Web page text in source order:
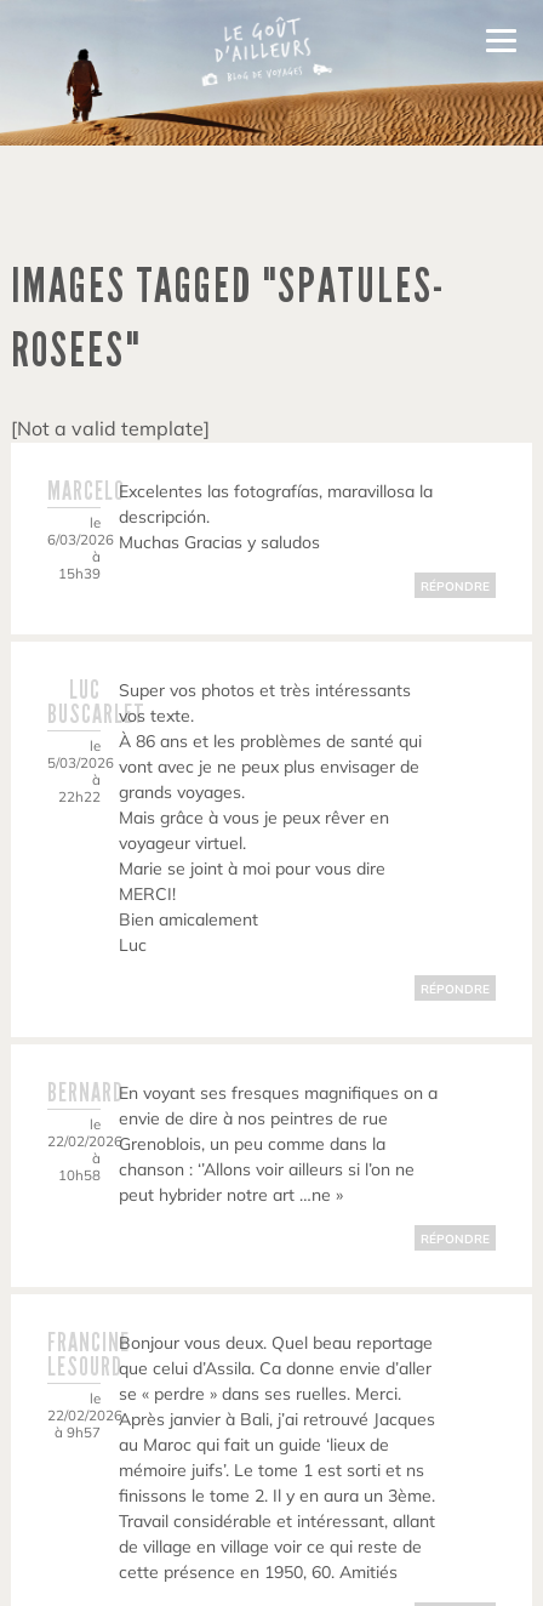
IMAGES TAGGED "SPATULES-
ROSEES"
[Not a valid template]
MARCELO
le
6/03/2026
à
15h39
Excelentes las fotografías, maravillosa la
descripción.
Muchas Gracias y saludos
RÉPONDRE
LUC
BUSCARLET
le
5/03/2026
à
22h22
Super vos photos et très intéressants
vos texte.
À 86 ans et les problèmes de santé qui
vont avec je ne peux plus envisager de
grands voyages.
Mais grâce à vous je peux rêver en
voyageur virtuel.
Marie se joint à moi pour vous dire
MERCI!
Bien amicalement
Luc
RÉPONDRE
BERNARD
le
22/02/2026
à
10h58
En voyant ses fresques magnifiques on a
envie de dire à nos peintres de rue
Grenoblois, un peu comme dans la
chanson : ‘’Allons voir ailleurs si l’on ne
peut hybrider notre art …ne »
RÉPONDRE
FRANCINE
LESOURD
le
22/02/2026
à 9h57
Bonjour vous deux. Quel beau reportage
que celui d’Assila. Ca donne envie d’aller
se « perdre » dans ses ruelles. Merci.
Après janvier à Bali, j’ai retrouvé Jacques
au Maroc qui fait un guide ‘lieux de
mémoire juifs’. Le tome 1 est sorti et ns
finissons le tome 2. Il y en aura un 3ème.
Travail considérable et intéressant, allant
de village en village voir ce qui reste de
cette présence en 1950, 60. Amitiés